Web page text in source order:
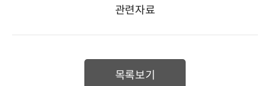
관련자료
목록보기